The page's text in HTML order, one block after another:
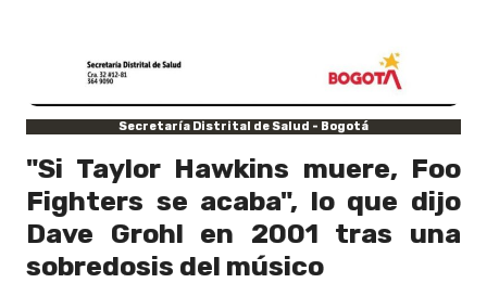
Secretaría Distrital de Salud - Bogotá
"Si Taylor Hawkins muere, Foo
Fighters se acaba", lo que dijo
Dave Grohl en 2001 tras una
sobredosis del músico